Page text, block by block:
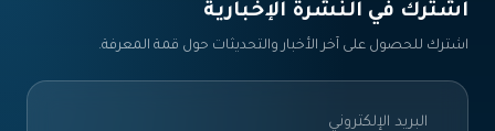
اشترك في النشرة الإخبارية‎
اشترك للحصول على آخر الأخبار والتحديثات حول قمة المعرفة.